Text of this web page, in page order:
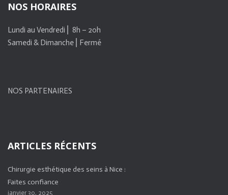
NOS HORAIRES
Lundi au Vendredi ⎜ 8h – 20h
Samedi & Dimanche ⎜Fermé
NOS PARTENAIRES
ARTICLES RÉCENTS
Chirurgie esthétique des seins à Nice :
Faites confiance
janvier 30, 2025